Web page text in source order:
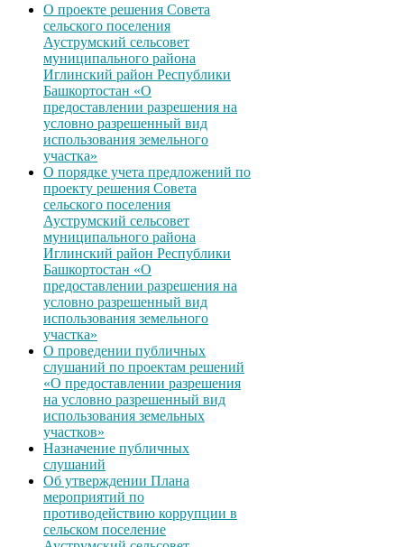
О проекте решения Совета
сельского поселения
Ауструмский сельсовет
муниципального района
Иглинский район Республики
Башкортостан «О
предоставлении разрешения на
условно разрешенный вид
использования земельного
участка»
О порядке учета предложений по
проекту решения Совета
сельского поселения
Ауструмский сельсовет
муниципального района
Иглинский район Республики
Башкортостан «О
предоставлении разрешения на
условно разрешенный вид
использования земельного
участка»
О проведении публичных
слушаний по проектам решений
«О предоставлении разрешения
на условно разрешенный вид
использования земельных
участков»
Назначение публичных
слушаний
Об утверждении Плана
мероприятий по
противодействию коррупции в
сельском поселение